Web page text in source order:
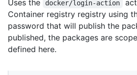
Uses the docker/login-action
Container registry registry using
password that will publish the
published, the packages are
defined here.